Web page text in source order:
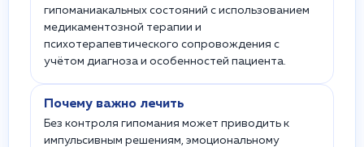
гипоманиакальных состояний с использованием
медикаментозной терапии и
психотерапевтического сопровождения с
учётом диагноза и особенностей пациента.
Почему важно лечить
Без контроля гипомания может приводить к
импульсивным решениям, эмоциональному